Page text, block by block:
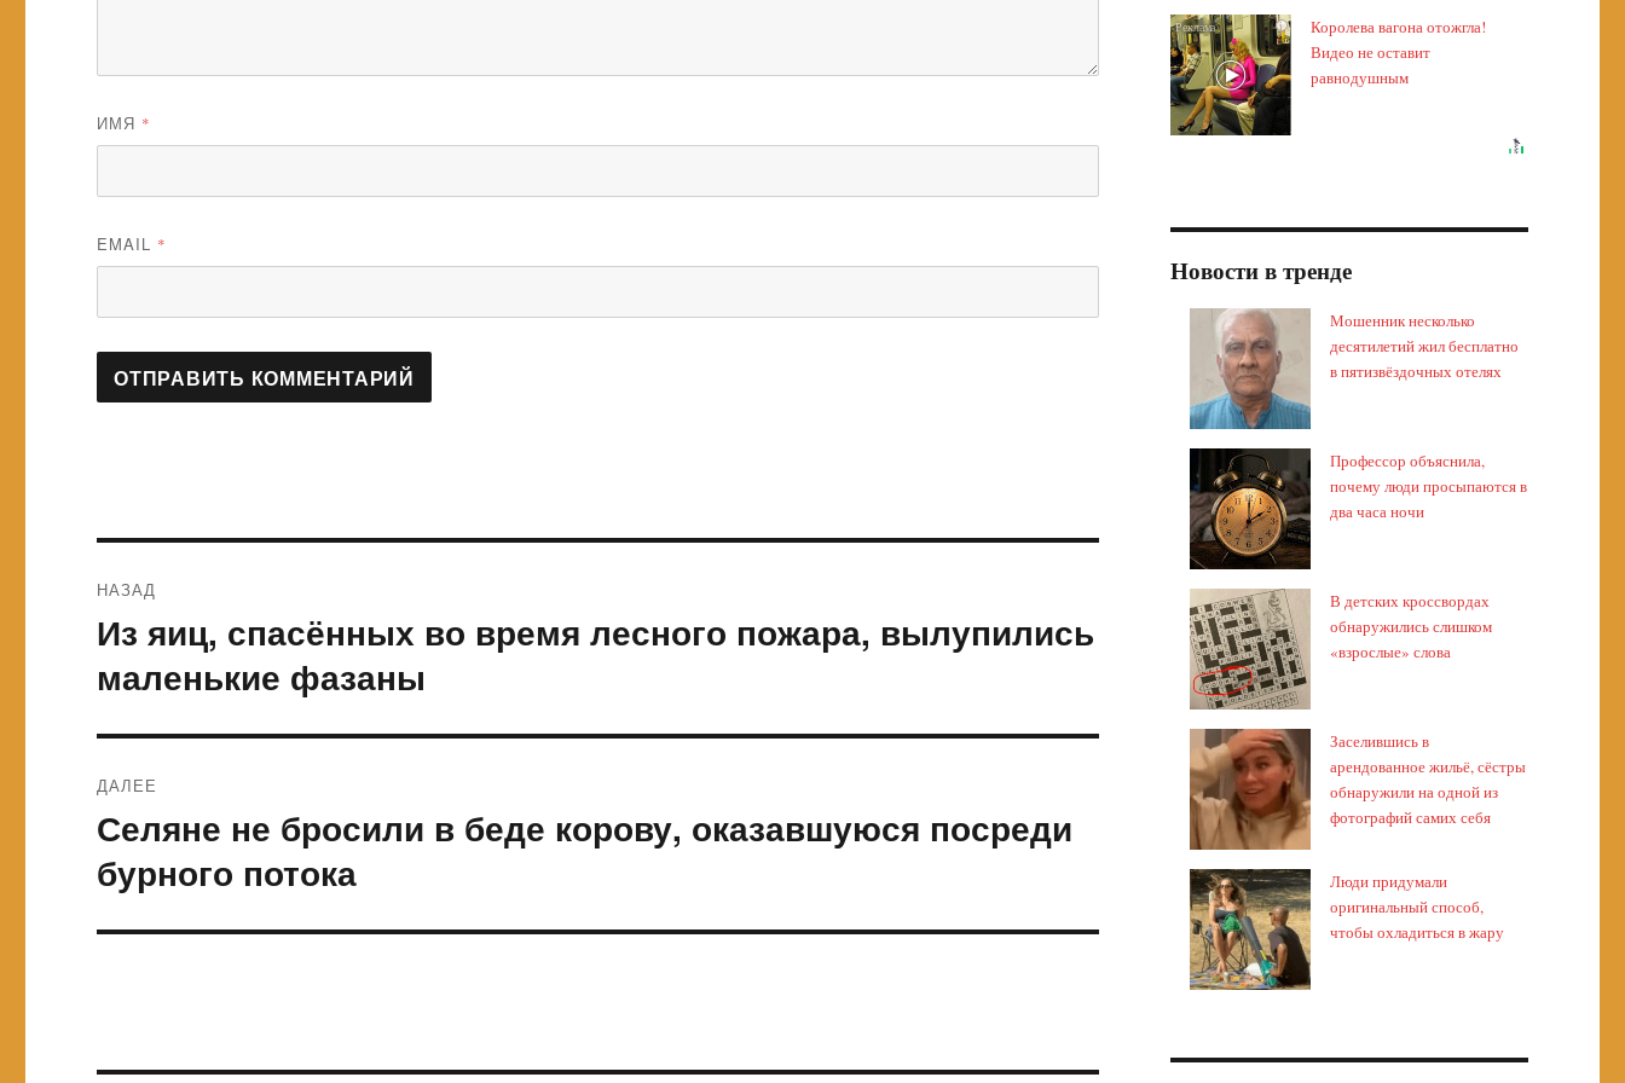
ИМЯ *
EMAIL *
по
записям
НАЗАД
Предыдущая
Из яиц, спасённых во время лесного пожара, вылупились
маленькие фазаны
ДАЛЕЕ
Следующая
запись:
Селяне не бросили в беде корову, оказавшуюся посреди
бурного потока
i
Королева вагона отожгла!
Видео не оставит
равнодушным
Новости в тренде
Мошенник несколько
десятилетий жил бесплатно
в пятизвёздочных отелях
Профессор объяснила,
почему люди просыпаются в
два часа ночи
В детских кроссвордах
обнаружились слишком
«взрослые» слова
Заселившись в
арендованное жильё, сёстры
обнаружили на одной из
фотографий самих себя
Люди придумали
оригинальный способ,
чтобы охладиться в жару